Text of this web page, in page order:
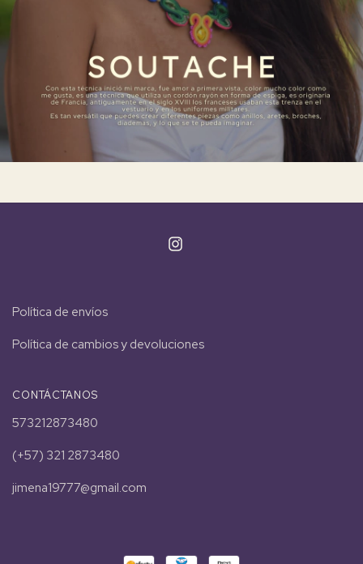
Política de envíos
Política de cambios y devoluciones
CONTÁCTANOS
573212873480
(+57) 321 2873480
jimena19777@gmail.com